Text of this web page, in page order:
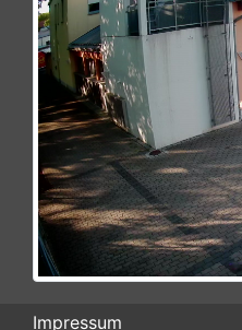
Impressum